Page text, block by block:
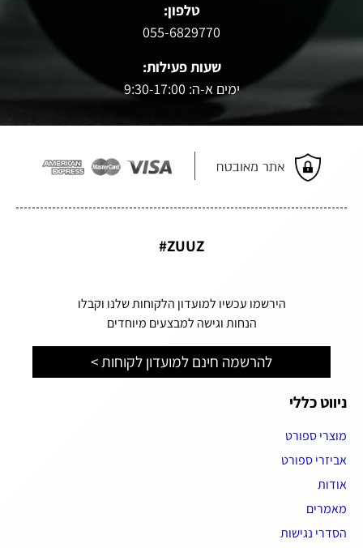
טלפון:
055-6829770
שעות פעילות:
ימים א-ה: 9:30-17:00
ZUUZ#
הירשמו עכשיו למועדון הלקוחות שלנו וקבלו
הנחות וגישה למבצעים מיוחדים
להרשמה חינם למועדון לקוחות >
ניווט כללי
מוצרי ספורט
אביזרי ספורט
אודות
מאמרים
הסדרי נגישות